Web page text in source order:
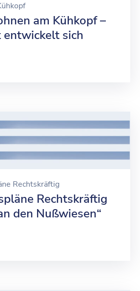
am Kühkopf –
entwickelt sich
Rechtskräftig
Rechtskräftig
den Nußwiesen“